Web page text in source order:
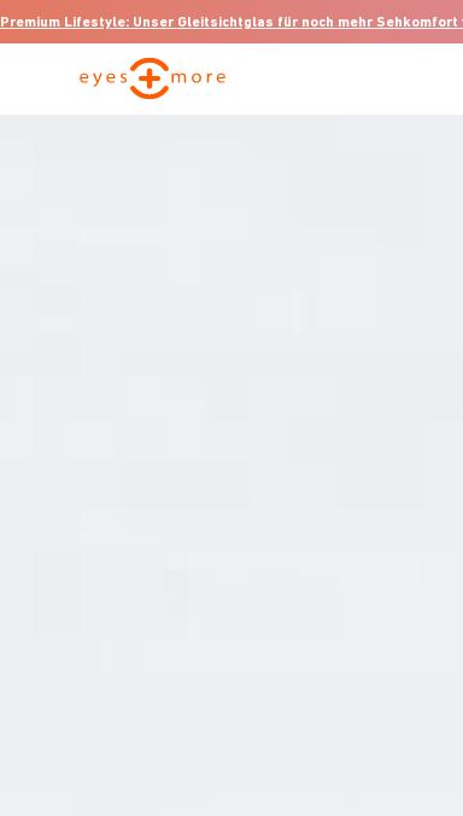
Premium Lifestyle: Unser Gleitsichtglas für noch mehr Sehkomfort